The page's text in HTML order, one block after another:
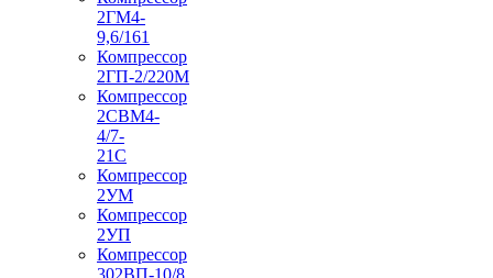
2ГМ4-
9,6/161
Компрессор
2ГП-2/220М
Компрессор
2СВМ4-
4/7-
21С
Компрессор
2УМ
Компрессор
2УП
Компрессор
302ВП-10/8